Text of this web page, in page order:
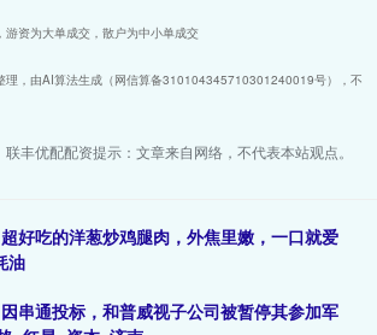
资为大单成交，散户为中小单成交
理，由AI算法生成（网信算备310104345710301240019号），不
联丰优配配资提示：文章来自网络，不代表本站观点。
好吃的洋葱炒鸡腿肉，外焦里嫩，一口就爱
油
串通投标，和普威视子公司被暂停其参加军